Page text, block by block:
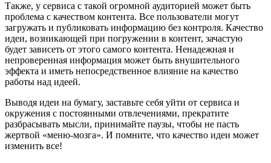
Также, у сервиса с такой огромной аудиторией может быть
проблема с качеством контента. Все пользователи могут
загружать и публиковать информацию без контроля. Качество
идеи, возникающей при погружении в контент, зачастую
будет зависеть от этого самого контента. Ненадежная и
непроверенная информация может быть внушительного
эффекта и иметь непосредственное влияние на качество
работы над идеей.
Выводя идеи на бумагу, заставьте себя уйти от сервиса и
окружения с постоянными отвлечениями, прекратите
разбрасывать мысли, принимайте паузы, чтобы не пасть
жертвой «меню-мозга». И помните, что качество идеи может
изменить все!